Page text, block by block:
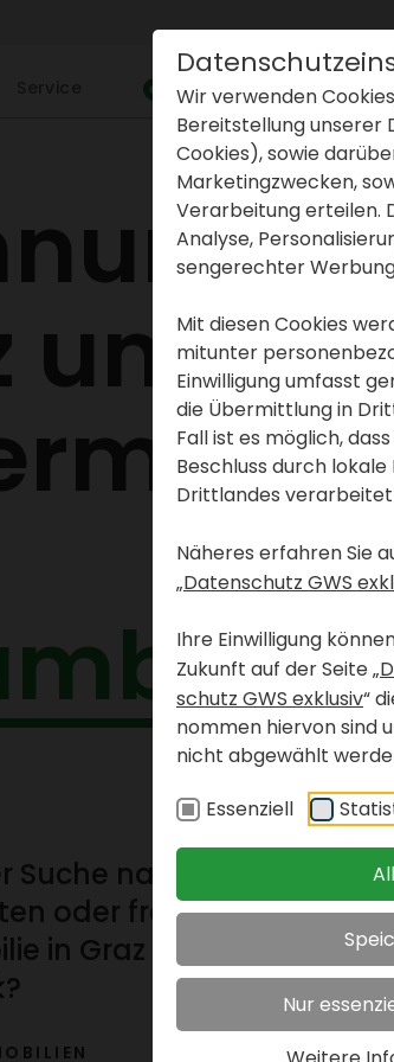
Wir verwenden
Bereit­stel­lung unserer
Cookies), sowie
Marke­ting­zwe­cken,
Verar­bei­tung erteilen.
Analyse,
sen­ge­rechter
Mit diesen Cookies
mitunter
Einwil­li­gung umfasst
die Übermitt­lung in
Fall ist es möglich,
Beschluss durch
Dritt­landes
Näheres erfahren Sie
„Daten­schutz GWS
Ihre Einwil­li­gung
Zukunft auf der Seite „
schutz GWS exklusiv“
nommen hiervon sind
nicht abge­wählt
Essen­ziell
Nur
und
mbezir
Suche nach
oder frei­fi­nan­
in Graz und